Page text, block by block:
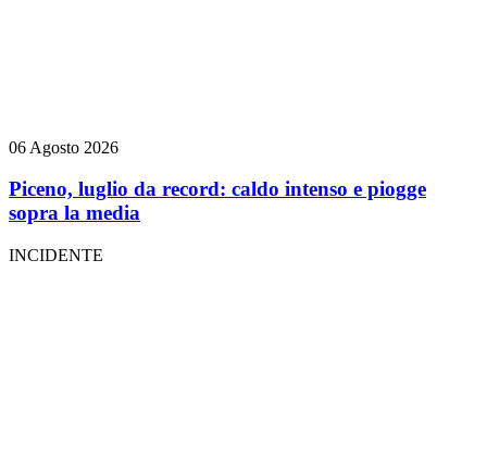
06 Agosto 2026
Piceno, luglio da record: caldo intenso e piogge
sopra la media
INCIDENTE